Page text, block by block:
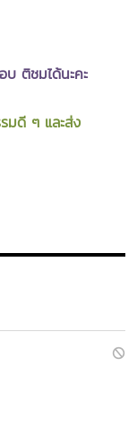
ติชมได้นะคะ
มดี ๆ และส่ง